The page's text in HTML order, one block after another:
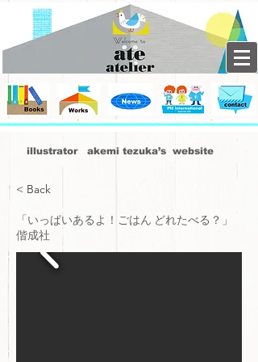
illustrator akemi tezuka’s website
< Back
「いっぱいあるよ！ごはん どれたべる？」
偕成社